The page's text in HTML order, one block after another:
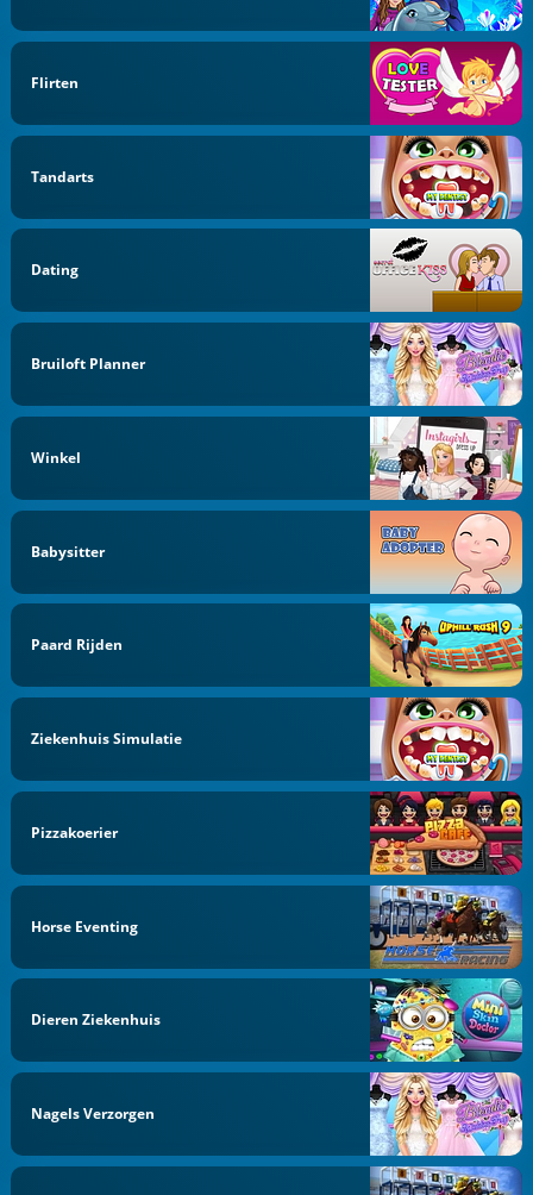
Flirten
Tandarts
Dating
Bruiloft Planner
Winkel
Babysitter
Paard Rijden
Ziekenhuis Simulatie
Pizzakoerier
Horse Eventing
Dieren Ziekenhuis
Nagels Verzorgen